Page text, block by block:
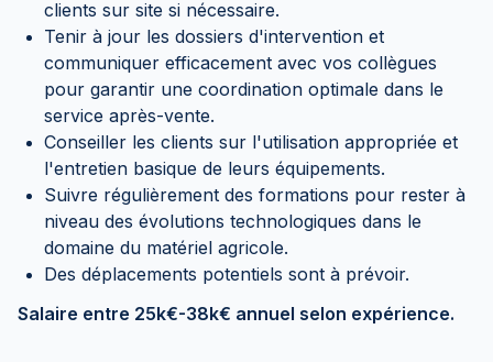
clients sur site si nécessaire.
Tenir à jour les dossiers d'intervention et
communiquer efficacement avec vos collègues
pour garantir une coordination optimale dans le
service après-vente.
Conseiller les clients sur l'utilisation appropriée et
l'entretien basique de leurs équipements.
Suivre régulièrement des formations pour rester à
niveau des évolutions technologiques dans le
domaine du matériel agricole.
Des déplacements potentiels sont à prévoir.
Salaire entre 25k€-38k€ annuel selon expérience.